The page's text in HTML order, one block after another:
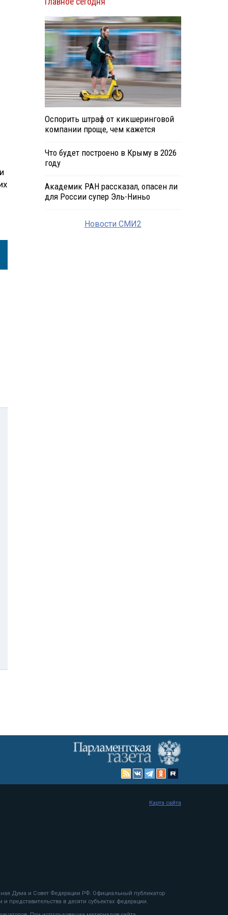
Оспорить штраф от кикшеринговой
компании проще, чем кажется
Что будет построено в Крыму в 2026
году
Академик РАН рассказал, опасен ли
для России супер Эль-Ниньо
Новости СМИ2
Дума и Совет Федерации РФ. Официальный публикатор
представительства в десяти субъектах федерации.
Карта сайта